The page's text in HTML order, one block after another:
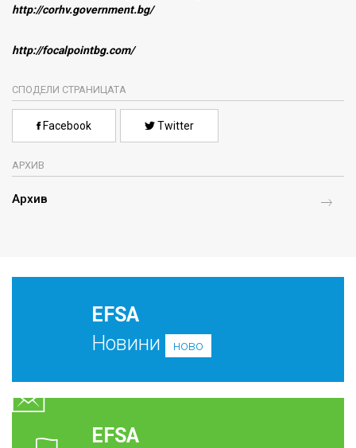
http://corhv.government.bg/
http://focalpointbg.com/
СПОДЕЛИ СТРАНИЦАТА
Facebook Twitter
АРХИВ
Архив
EFSA
Новини
ново
EFSA